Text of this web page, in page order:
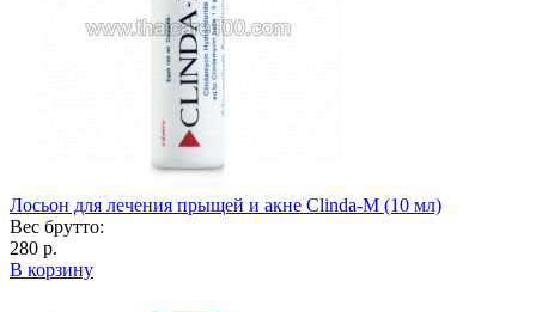
Лосьон для лечения прыщей и акне Clinda-M (10 мл)
Вес брутто:
280 р.
В корзину